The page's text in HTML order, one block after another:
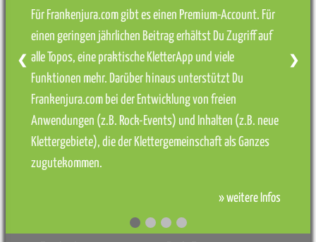
Für Frankenjura.com gibt es einen Premium-Account. Für
einen geringen jährlichen Beitrag erhältst Du Zugriff auf
alle Topos, eine praktische KletterApp und viele
Funktionen mehr. Darüber hinaus unterstützt Du
Frankenjura.com bei der Entwicklung von freien
Anwendungen (z.B. Rock-Events) und Inhalten (z.B. neue
Klettergebiete), die der Klettergemeinschaft als Ganzes
zugutekommen.
» weitere Infos
❮ ❯